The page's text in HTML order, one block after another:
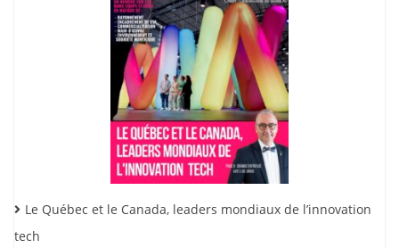
Le Québec et le Canada, leaders mondiaux de l’innovation
tech